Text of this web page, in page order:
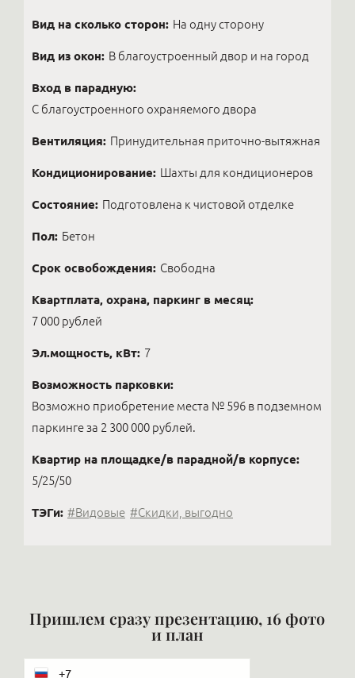
Вид на сколько сторон: На одну сторону
Вид из окон: В благоустроенный двор и на город
Вход в парадную:
С благоустроенного охраняемого двора
Вентиляция: Принудительная приточно-вытяжная
Кондиционирование: Шахты для кондиционеров
Состояние: Подготовлена к чистовой отделке
Пол: Бетон
Срок освобождения: Свободна
Квартплата, охрана, паркинг в месяц:
7 000 рублей
Эл.мощность, кВт: 7
Возможность парковки:
Возможно приобретение места № 596 в подземном
паркинге за 2 300 000 рублей.
Квартир на площадке/в парадной/в корпусе:
5/25/50
ТЭГи: #Видовые #Скидки, выгодно
Пришлем сразу презентацию, 16 фото
и план